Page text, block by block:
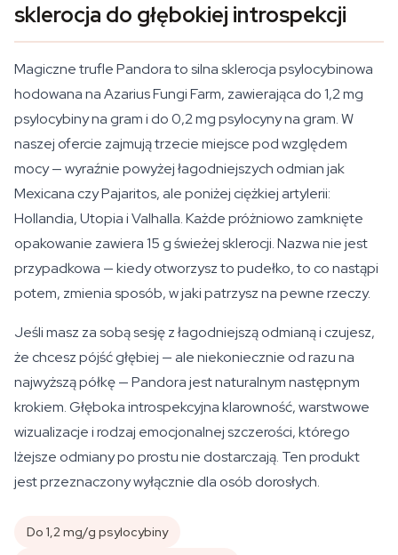
sklerocja do głębokiej introspekcji
Magiczne trufle Pandora to silna sklerocja psylocybinowa
hodowana na Azarius Fungi Farm, zawierająca do 1,2 mg
psylocybiny na gram i do 0,2 mg psylocyny na gram. W
naszej ofercie zajmują trzecie miejsce pod względem
mocy — wyraźnie powyżej łagodniejszych odmian jak
Mexicana czy Pajaritos, ale poniżej ciężkiej artylerii:
Hollandia, Utopia i Valhalla. Każde próżniowo zamknięte
opakowanie zawiera 15 g świeżej sklerocji. Nazwa nie jest
przypadkowa — kiedy otworzysz to pudełko, to co nastąpi
potem, zmienia sposób, w jaki patrzysz na pewne rzeczy.
Jeśli masz za sobą sesję z łagodniejszą odmianą i czujesz,
że chcesz pójść głębiej — ale niekoniecznie od razu na
najwyższą półkę — Pandora jest naturalnym następnym
krokiem. Głęboka introspekcyjna klarowność, warstwowe
wizualizacje i rodzaj emocjonalnej szczerości, którego
lżejsze odmiany po prostu nie dostarczają. Ten produkt
jest przeznaczony wyłącznie dla osób dorosłych.
Do 1,2 mg/g psylocybiny